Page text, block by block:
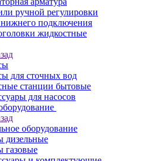
ручной регулировки
подключения
жидкостные
для сточных вод
станции бытовые
для насосов
оборудование
дизельные
газовые